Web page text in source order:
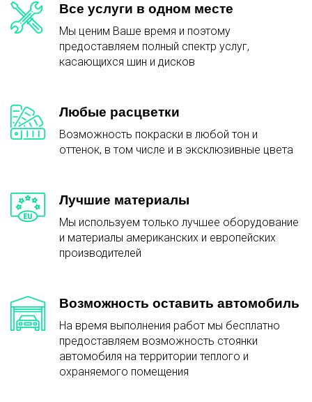
Все услуги в одном месте
Мы ценим Ваше время и поэтому
предоставляем полный спектр услуг,
касающихся шин и дисков
Любые расцветки
Возможность покраски в любой тон и
оттенок, в том числе и в эксклюзивные цвета
Лучшие материалы
Мы используем только лучшее оборудование
и материалы американских и европейских
производителей
Возможность оставить автомобиль
На время выполнения работ мы бесплатно
предоставляем возможность стоянки
автомобиля на территории теплого и
охраняемого помещения